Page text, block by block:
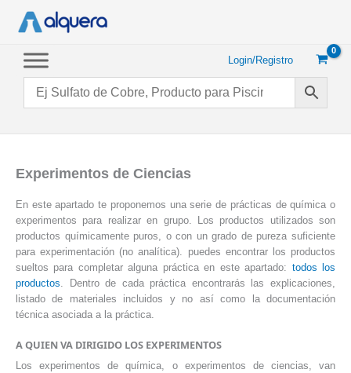
Login/Registro
Experimentos de Ciencias
En este apartado te proponemos una serie de prácticas de química o
experimentos para realizar en grupo. Los productos utilizados son
productos químicamente puros, o con un grado de pureza suficiente
para experimentación (no analítica). puedes encontrar los productos
sueltos para completar alguna práctica en este apartado: todos los
productos . Dentro de cada práctica encontrarás las explicaciones,
listado de materiales incluidos y no así como la documentación
técnica asociada a la práctica.
A QUIEN VA DIRIGIDO LOS EXPERIMENTOS
Los experimentos de química, o experimentos de ciencias, van